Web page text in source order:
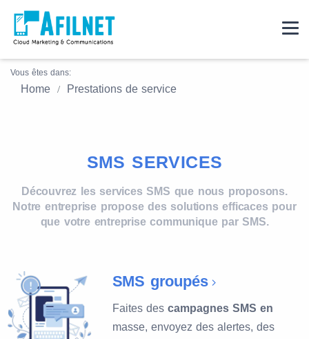
Vous êtes dans:
Home Prestations de service
SMS SERVICES
Découvrez les services SMS que nous proposons.
Notre entreprise propose des solutions efficaces pour
que votre entreprise communique par SMS.
SMS groupés
Faites des campagnes SMS en
masse, envoyez des alertes, des